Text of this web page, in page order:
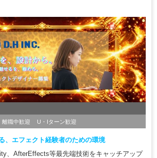
離職中歓迎 U・Iターン歓迎
、エフェクト経験者のための環境
、AfterEffects等最先端技術をキャッチアップ